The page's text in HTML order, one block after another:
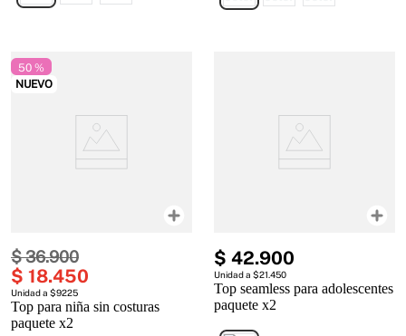
50 %
NUEVO
$36.900
$ 18.450
Unidad a $9225
Top para niña sin costuras
paquete x2
$ 42.900
Unidad a $21.450
Top seamless para adolescentes
paquete x2